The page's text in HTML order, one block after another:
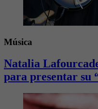
Música
Natalia
para presentar su